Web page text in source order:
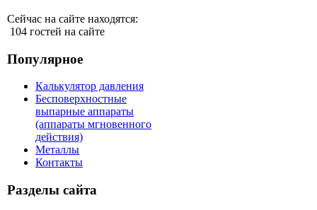
Сейчас на сайте находятся:
104 гостей на сайте
Популярное
Калькулятор давления
Бесповерхностные
выпарные аппараты
(аппараты мгновенного
действия)
Металлы
Контакты
Разделы сайта